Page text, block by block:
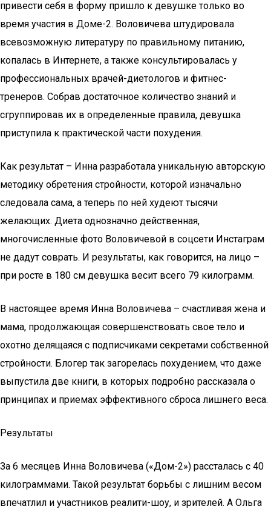
привести себя в форму пришло к девушке только во
время участия в Доме-2. Воловичева штудировала
всевозможную литературу по правильному питанию,
копалась в Интернете, а также консультировалась у
профессиональных врачей-диетологов и фитнес-
тренеров. Собрав достаточное количество знаний и
сгруппировав их в определенные правила, девушка
приступила к практической части похудения.
Как результат – Инна разработала уникальную авторскую
методику обретения стройности, которой изначально
следовала сама, а теперь по ней худеют тысячи
желающих. Диета однозначно действенная,
многочисленные фото Воловичевой в соцсети Инстаграм
не дадут соврать. И результаты, как говорится, на лицо –
при росте в 180 см девушка весит всего 79 килограмм.
В настоящее время Инна Воловичева – счастливая жена и
мама, продолжающая совершенствовать свое тело и
охотно делящаяся с подписчиками секретами собственной
стройности. Блогер так загорелась похудением, что даже
выпустила две книги, в которых подробно рассказала о
принципах и приемах эффективного сброса лишнего веса.
Результаты
За 6 месяцев Инна Воловичева («Дом-2») рассталась с 40
килограммами. Такой результат борьбы с лишним весом
впечатлил и участников реалити-шоу, и зрителей. А Ольга